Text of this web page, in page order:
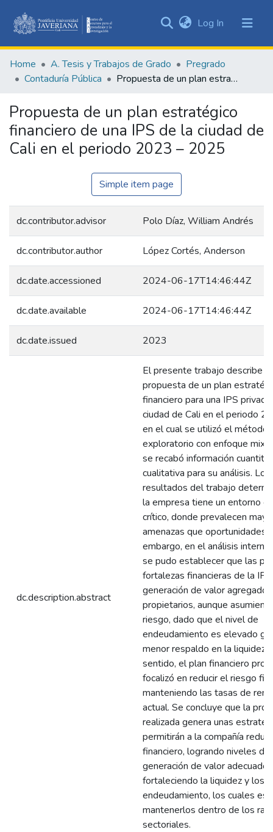
&
Collections
Statistics
Log In (current)
Home A. Tesis y Trabajos de Grado
Pregrado
Contaduría Pública
Propuesta de un plan estratégico financiero de una IPS de la ciudad de Cali en el periodo 2023 – 2025
Propuesta de un plan estratégico
financiero de una IPS de la ciudad de
Cali en el periodo 2023 – 2025
Simple item page
dc.contributor.advisor Polo Díaz, William Andrés
dc.contributor.author López Cortés, Anderson
dc.date.accessioned 2024-06-17T14:46:44Z
dc.date.available 2024-06-17T14:46:44Z
dc.date.issued 2023
dc.description.abstract
El presente trabajo describe
propuesta de un plan
financiero para una IPS
ciudad de Cali en el periodo
en el cual se utilizó el método
exploratorio con enfoque
se recabó información
cualitativa para su análisis. Los
resultados del trabajo
la empresa tiene un entorno
crítico, donde prevalecen
amenazas que oportunidades,
embargo, en el análisis interno
se pudo establecer que las
fortalezas financieras de la
generación de valor agregado
propietarios, aunque
riesgo, dado que el nivel de
endeudamiento es elevado
menor respaldo en la liquidez.
sentido, el plan financiero
focalizó en reducir el riesgo
manteniendo las tasas de
actual. Se concluye que la
realizada genera unas
permitirán a la compañía
financiero, logrando niveles de
generación de valor
fortaleciendo la liquidez y los
endeudamiento, los cuales
mantenerlos dentro de los
sectoriales.